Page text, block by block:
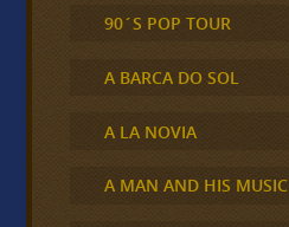
90´S POP TOUR
A BARCA DO SOL
A LA NOVIA
A MAN AND HIS MUSIC